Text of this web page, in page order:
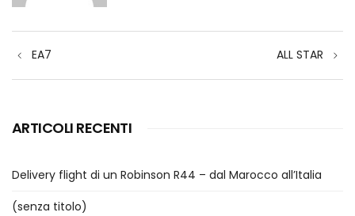
articoli
EA7 ALL STAR
ARTICOLI RECENTI
Delivery flight di un Robinson R44 – dal Marocco all’Italia
(senza titolo)